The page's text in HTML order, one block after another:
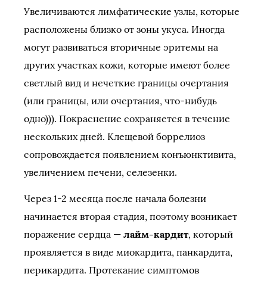
Увеличиваются лимфатические узлы, которые
расположены близко от зоны укуса. Иногда
могут развиваться вторичные эритемы на
других участках кожи, которые имеют более
светлый вид и нечеткие границы очертания
(или границы, или очертания, что-нибудь
одно))). Покраснение сохраняется в течение
нескольких дней. Клещевой боррелиоз
сопровождается появлением конъюнктивита,
увеличением печени, селезенки.
Через 1-2 месяца после начала болезни
начинается вторая стадия, поэтому возникает
поражение сердца — лайм-кардит, который
проявляется в виде миокардита, панкардита,
перикардита. Протекание симптомов